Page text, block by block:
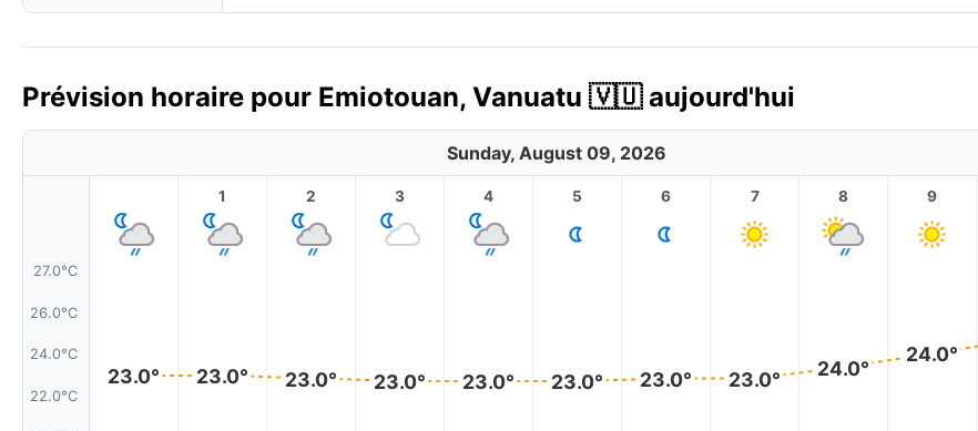
Prévision horaire pour Emiotouan, Vanuatu 🇻🇺 aujourd'hui
Sunday, August 09, 2026
27.0°C
26.0°C
24.0°C
22.0°C
23.0°
1
23.0°
2
23.0°
3
23.0°
4
23.0°
5
23.0°
6
23.0°
7
23.0°
8
24.0°
9
24.0°